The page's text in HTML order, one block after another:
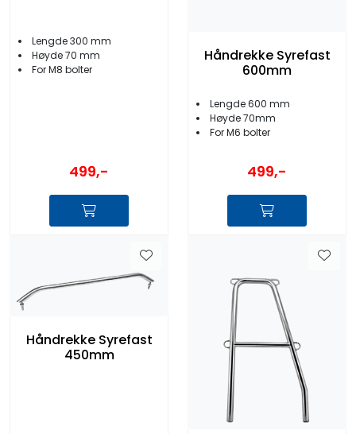
Lengde 300 mm
Høyde 70 mm
For M8 bolter
499,-
Håndrekke Syrefast
600mm
Lengde 600 mm
Høyde 70mm
For M6 bolter
499,-
Håndrekke Syrefast
450mm